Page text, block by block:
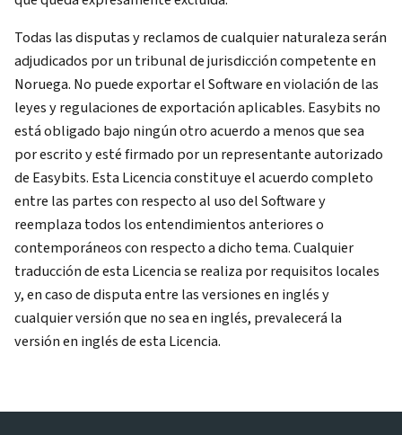
Todas las disputas y reclamos de cualquier naturaleza serán
adjudicados por un tribunal de jurisdicción competente en
Noruega. No puede exportar el Software en violación de las
leyes y regulaciones de exportación aplicables. Easybits no
está obligado bajo ningún otro acuerdo a menos que sea
por escrito y esté firmado por un representante autorizado
de Easybits. Esta Licencia constituye el acuerdo completo
entre las partes con respecto al uso del Software y
reemplaza todos los entendimientos anteriores o
contemporáneos con respecto a dicho tema. Cualquier
traducción de esta Licencia se realiza por requisitos locales
y, en caso de disputa entre las versiones en inglés y
cualquier versión que no sea en inglés, prevalecerá la
versión en inglés de esta Licencia.